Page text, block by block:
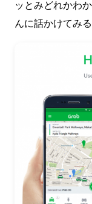
ッとみどれかわ
んに話かけてみ